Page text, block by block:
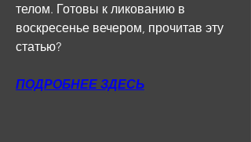
телом. Готовы к ликованию в
воскресенье вечером, прочитав эту
статью?
ПОДРОБНЕЕ ЗДЕСЬ